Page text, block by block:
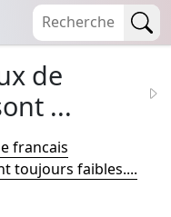
de
...
francais
toujours faibles....